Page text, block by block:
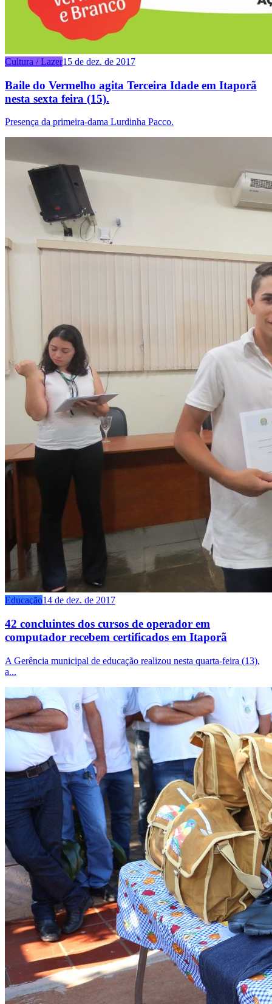
Cultura / Lazer15 de dez. de 2017
Baile do Vermelho agita Terceira Idade em Itaporã
nesta sexta feira (15).
Presença da primeira-dama Lurdinha Pacco.
Educação14 de dez. de 2017
42 concluintes dos cursos de operador em
computador recebem certificados em Itaporã
A Gerência municipal de educação realizou nesta quarta-feira (13),
a...